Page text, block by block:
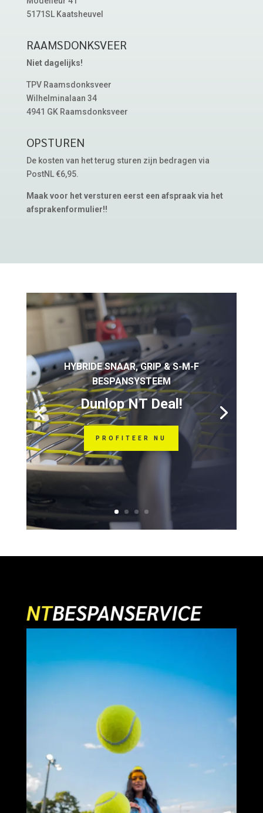
5171SL Kaatsheuvel
RAAMSDONKSVEER
Niet dagelijks!
TPV Raamsdonksveer
Wilhelminalaan 34
4941 GK Raamsdonksveer
OPSTUREN
De kosten van het terug sturen zijn bedragen via
PostNL €6,95.
Maak voor het versturen eerst een afspraak via het
afsprakenformulier!!
HYBRIDE SNAAR, GRIP & S-M-F
BESPANSYSTEEM
Dunlop NT Deal!
PROFITEER NU